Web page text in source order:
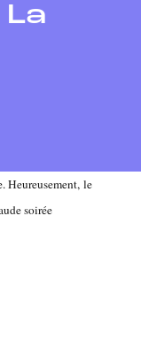
Heureusement, le
soirée